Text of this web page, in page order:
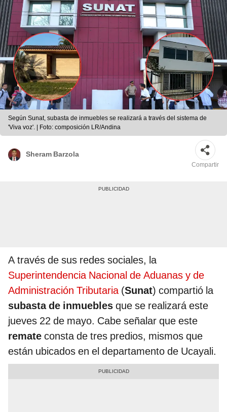
Según Sunat, subasta de inmuebles se realizará a través del sistema de
'Viva voz'. | Foto: composición LR/Andina
Sheram Barzola
Compartir
A través de sus redes sociales, la
Superintendencia Nacional de Aduanas y de
Administración Tributaria(Sunat) compartió la
subasta de inmuebles que se realizará este
jueves 22 de mayo. Cabe señalar que este
remate consta de tres predios, mismos que
están ubicados en el departamento de Ucayali.